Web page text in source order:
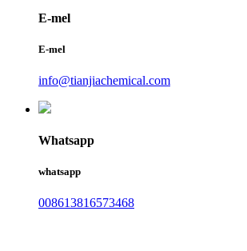
E-mel
E-mel
info@tianjiachemical.com
Whatsapp
whatsapp
008613816573468